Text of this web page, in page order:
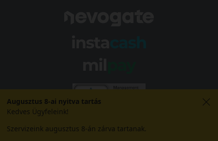
Augusztus 8-ai nyitva tartás
Kedves Ügyfeleink!
Szervizeink augusztus 8-án zárva tartanak.